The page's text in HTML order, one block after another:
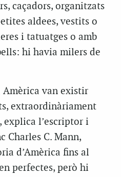
caçadors, organitzats
aldees, vestits o
i tatuatges o amb
hi havia milers de
Amèrica van existir
extraordinàriament
explica l’escriptor i
Charles C. Mann,
d’Amèrica fins al
perfectes, però hi